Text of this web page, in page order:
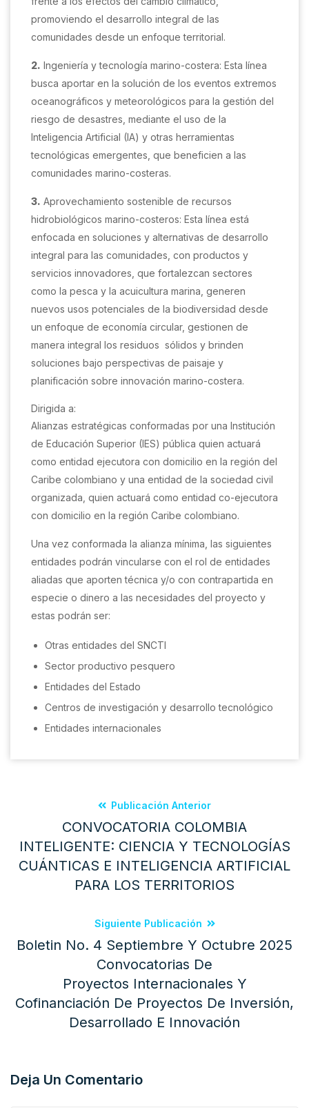
promoviendo el desarrollo integral de las
comunidades desde un enfoque territorial.
2. Ingeniería y tecnología marino-costera: Esta línea
busca aportar en la solución de los eventos extremos
oceanográficos y meteorológicos para la gestión del
riesgo de desastres, mediante el uso de la
Inteligencia Artificial (IA) y otras herramientas
tecnológicas emergentes, que beneficien a las
comunidades marino-costeras.
3. Aprovechamiento sostenible de recursos
hidrobiológicos marino-costeros: Esta línea está
enfocada en soluciones y alternativas de desarrollo
integral para las comunidades, con productos y
servicios innovadores, que fortalezcan sectores
como la pesca y la acuicultura marina, generen
nuevos usos potenciales de la biodiversidad desde
un enfoque de economía circular, gestionen de
manera integral los residuos sólidos y brinden
soluciones bajo perspectivas de paisaje y
planificación sobre innovación marino-costera.
Dirigida a:
Alianzas estratégicas conformadas por una Institución
de Educación Superior (IES) pública quien actuará
como entidad ejecutora con domicilio en la región del
Caribe colombiano y una entidad de la sociedad civil
organizada, quien actuará como entidad co-ejecutora
con domicilio en la región Caribe colombiano.
Una vez conformada la alianza mínima, las siguientes
entidades podrán vincularse con el rol de entidades
aliadas que aporten técnica y/o con contrapartida en
especie o dinero a las necesidades del proyecto y
estas podrán ser:
Otras entidades del SNCTI
Sector productivo pesquero
Entidades del Estado
Centros de investigación y desarrollo tecnológico
Entidades internacionales
Publicación Anterior
CONVOCATORIA COLOMBIA
INTELIGENTE: CIENCIA Y TECNOLOGÍAS
CUÁNTICAS E INTELIGENCIA ARTIFICIAL
PARA LOS TERRITORIOS
Siguiente Publicación
Boletin No. 4 Septiembre Y Octubre 2025
Convocatorias De
Proyectos Internacionales Y
Cofinanciación De Proyectos De Inversión,
Desarrollado E Innovación
Deja Un Comentario